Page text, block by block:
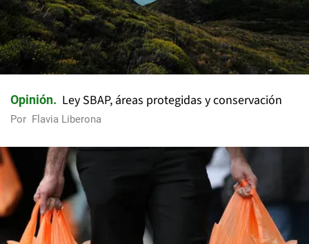
Opinión Ley SBAP, áreas protegidas y conservación
Por Flavia Liberona